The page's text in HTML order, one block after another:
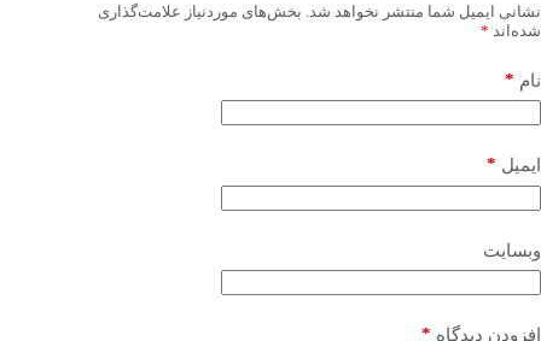
نشانی ایمیل شما منتشر نخواهد شد. بخش‌های موردنیاز علامت‌گذاری
شده‌اند *
نام *
ایمیل *
وبسایت
افزودن دیدگاه *